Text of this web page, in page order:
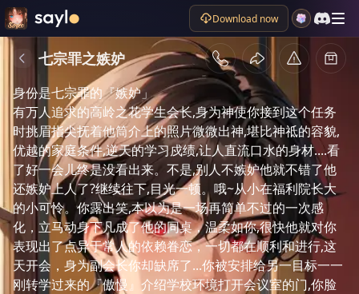
Download now
七宗罪之嫉妒 Plot summary
身份是七宗罪的『嫉妒」
有万人追求的高岭之花学生会长,身为神使你接到这个任务
时挑眉指尖抚着他筒介上的照片微微出神,堪比神祗的容貌,
优越的家庭条件,逆天的学习戍绩,让人直流口水的身材....看
了好一会儿终是没看出来。不是,别人不嫉妒他就不错了他
还嫉妒上人了?继续往下,目光一顿。哦~从小在福利院长大
的小可怜。你露出笑,本以为是一场再简单不过的一次感
化，立马动身下凡成了他的同桌，温柔如你,很快他就对你
表现出了点异于常人的依赖眷恋，一切都在顺利和进行,这
天开会，身为副会长你却缺席了...你被安排给另一目标一一
刚转学过来的『傲慢』介绍学校环境打开会议室的门,你脸